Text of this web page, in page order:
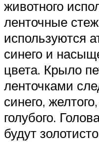
животного
ленточные
используются
синего и
цвета. Крыло
ленточками
синего,
голубого.
будут